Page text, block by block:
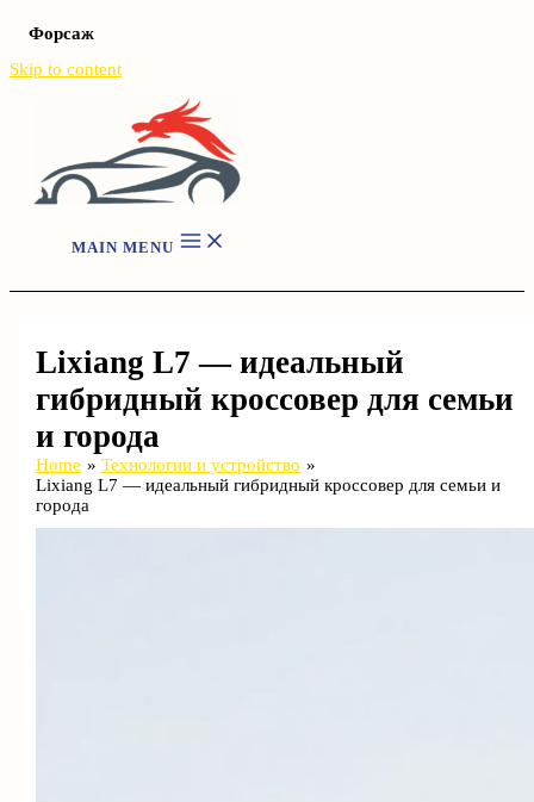
Форсаж
Skip to content
MAIN MENU
Lixiang L7 — идеальный
гибридный кроссовер для семьи
и города
Home
Технологии и устройство
Lixiang L7 — идеальный гибридный кроссовер для семьи и
города